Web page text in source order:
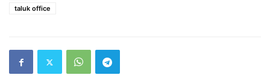
taluk office